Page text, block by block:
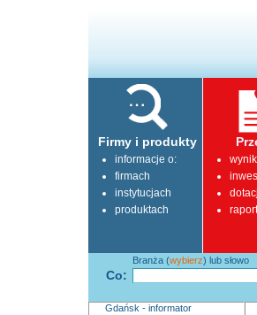
Firmy i produkty
informacje o:
firmach
instytucjach
produktach
Co:
Branża (wybierz) lub słowo
Gdańsk - informator